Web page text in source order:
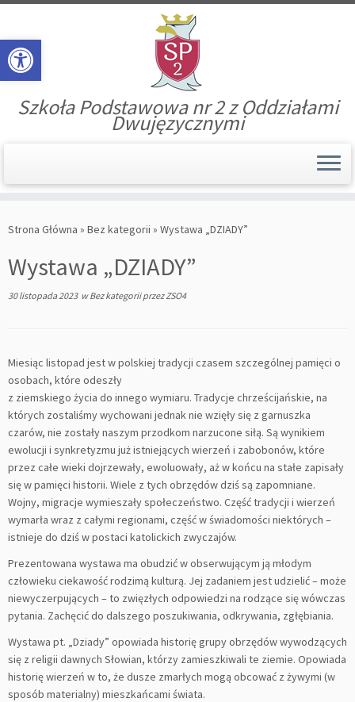
Open toolbar
to
Szkoła Podstawowa nr 2 z Oddziałami
Dwujęzycznymi
Strona Główna » Bez kategorii » Wystawa „DZIADY”
Wystawa „DZIADY”
30 listopada 2023wBez kategoriiprzezZSO4
Miesiąc listopad jest w polskiej tradycji czasem szczególnej pamięci o
osobach, które odeszły
z ziemskiego życia do innego wymiaru. Tradycje chrześcijańskie, na
których zostaliśmy wychowani jednak nie wzięły się z garnuszka
czarów, nie zostały naszym przodkom narzucone siłą. Są wynikiem
ewolucji i synkretyzmu już istniejących wierzeń i zabobonów, które
przez całe wieki dojrzewały, ewoluowały, aż w końcu na stałe zapisały
się w pamięci historii. Wiele z tych obrzędów dziś są zapomniane.
Wojny, migracje wymieszały społeczeństwo. Część tradycji i wierzeń
wymarła wraz z całymi regionami, część w świadomości niektórych –
istnieje do dziś w postaci katolickich zwyczajów.
Prezentowana wystawa ma obudzić w obserwującym ją młodym
człowieku ciekawość rodzimą kulturą. Jej zadaniem jest udzielić – może
niewyczerpujących – to zwięzłych odpowiedzi na rodzące się wówczas
pytania. Zachęcić do dalszego poszukiwania, odkrywania, zgłębiania.
Wystawa pt. „Dziady” opowiada historię grupy obrzędów wywodzących
się z religii dawnych Słowian, którzy zamieszkiwali te ziemie. Opowiada
historię wierzeń w to, że dusze zmarłych mogą obcować z żywymi (w
sposób materialny) mieszkańcami świata.